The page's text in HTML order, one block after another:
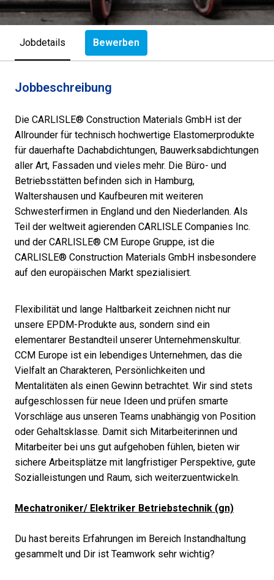
Jobdetails Bewerben
Jobbeschreibung
Die CARLISLE® Construction Materials GmbH ist der
Allrounder für technisch hochwertige Elastomerprodukte
für dauerhafte Dachabdichtungen, Bauwerksabdichtungen
aller Art, Fassaden und vieles mehr. Die Büro- und
Betriebsstätten befinden sich in Hamburg,
Waltershausen und Kaufbeuren mit weiteren
Schwesterfirmen in England und den Niederlanden. Als
Teil der weltweit agierenden CARLISLE Companies Inc.
und der CARLISLE® CM Europe Gruppe, ist die
CARLISLE® Construction Materials GmbH insbesondere
auf den europäischen Markt spezialisiert.
Flexibilität und lange Haltbarkeit zeichnen nicht nur
unsere EPDM-Produkte aus, sondern sind ein
elementarer Bestandteil unserer Unternehmenskultur.
CCM Europe ist ein lebendiges Unternehmen, das die
Vielfalt an Charakteren, Persönlichkeiten und
Mentalitäten als einen Gewinn betrachtet. Wir sind stets
aufgeschlossen für neue Ideen und prüfen smarte
Vorschläge aus unseren Teams unabhängig von Position
oder Gehaltsklasse. Damit sich Mitarbeiterinnen und
Mitarbeiter bei uns gut aufgehoben fühlen, bieten wir
sichere Arbeitsplätze mit langfristiger Perspektive, gute
Sozialleistungen und Raum, sich weiterzuentwickeln.
Mechatroniker/ Elektriker Betriebstechnik (gn)
Du hast bereits Erfahrungen im Bereich Instandhaltung
gesammelt und Dir ist Teamwork sehr wichtig?